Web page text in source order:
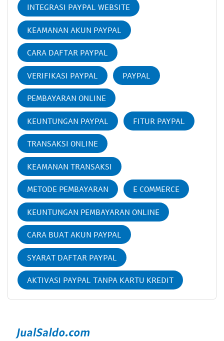
INTEGRASI PAYPAL WEBSITE
KEAMANAN AKUN PAYPAL
CARA DAFTAR PAYPAL
VERIFIKASI PAYPAL PAYPAL
PEMBAYARAN ONLINE
KEUNTUNGAN PAYPAL FITUR PAYPAL
TRANSAKSI ONLINE
KEAMANAN TRANSAKSI
METODE PEMBAYARAN E COMMERCE
KEUNTUNGAN PEMBAYARAN ONLINE
CARA BUAT AKUN PAYPAL
SYARAT DAFTAR PAYPAL
AKTIVASI PAYPAL TANPA KARTU KREDIT